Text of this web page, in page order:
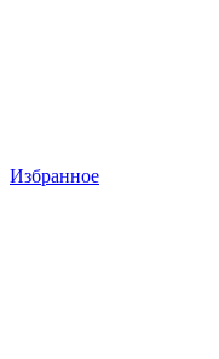
Избранное